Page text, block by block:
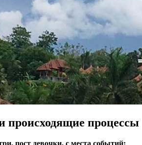
происходящие процессы